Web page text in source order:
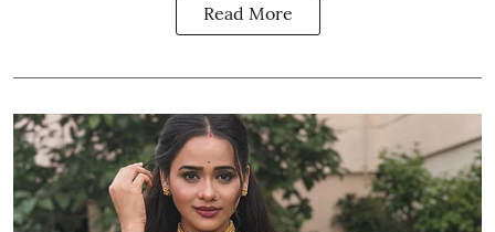
Read More